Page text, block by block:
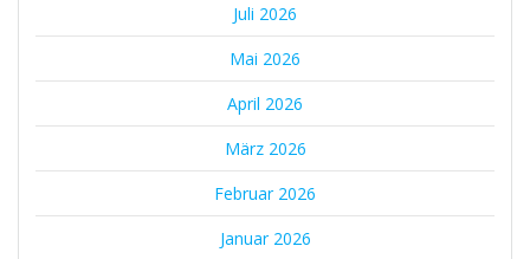
Juli 2026
Mai 2026
April 2026
März 2026
Februar 2026
Januar 2026